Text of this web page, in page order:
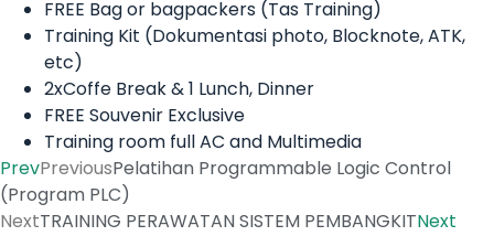
FREE Bag or bagpackers (Tas Training)
Training Kit (Dokumentasi photo, Blocknote, ATK,
etc)
2xCoffe Break & 1 Lunch, Dinner
FREE Souvenir Exclusive
Training room full AC and Multimedia
PrevPreviousPelatihan Programmable Logic Control
(Program PLC)
NextTRAINING PERAWATAN SISTEM PEMBANGKITNext